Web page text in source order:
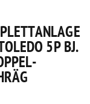
5P BJ.